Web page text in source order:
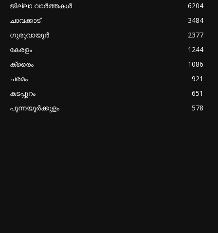
ജില്ലാ വാർത്തകൾ
6204
ചാവക്കാട്
3484
ഗുരുവായൂർ
2377
കേരളം
1244
ക്രൈം
1086
ചരമം
921
കടപ്പുറം
651
പുന്നയൂർക്കുളം
578